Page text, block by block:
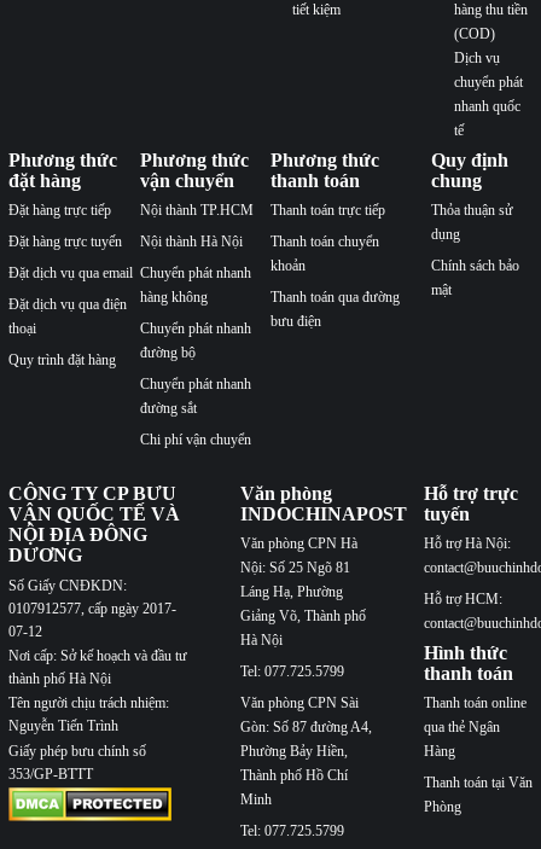
tiết kiệm
hàng thu tiền
(COD)
Dịch vụ
chuyển phát
nhanh quốc
tế
Phương thức
đặt hàng
Đặt hàng trực tiếp
Đặt hàng trực tuyến
Đặt dịch vụ qua email
Đặt dịch vụ qua điện
thoại
Quy trình đặt hàng
Phương thức
vận chuyển
Nội thành TP.HCM
Nội thành Hà Nội
Chuyển phát nhanh
hàng không
Chuyển phát nhanh
đường bộ
Chuyển phát nhanh
đường sắt
Chi phí vận chuyển
Phương thức
thanh toán
Thanh toán trực tiếp
Thanh toán chuyển
khoản
Thanh toán qua đường
bưu điện
Quy định
chung
Thỏa thuận sử
dụng
Chính sách bảo
mật
CÔNG TY CP BƯU
VẬN QUỐC TẾ VÀ
NỘI ĐỊA ĐÔNG
DƯƠNG
Số Giấy CNĐKDN:
0107912577, cấp ngày 2017-
07-12
Nơi cấp: Sở kế hoạch và đầu tư
thành phố Hà Nội
Tên người chịu trách nhiệm:
Nguyễn Tiến Trình
Giấy phép bưu chính số
353/GP-BTTT
Văn phòng
INDOCHINAPOST
Văn phòng CPN Hà
Nội: Số 25 Ngõ 81
Láng Hạ, Phường
Giảng Võ, Thành phố
Hà Nội
Tel: 077.725.5799
Văn phòng CPN Sài
Gòn: Số 87 đường A4,
Phường Bảy Hiền,
Thành phố Hồ Chí
Minh
Tel: 077.725.5799
Hỗ trợ trực
tuyến
Hỗ trợ Hà Nội:
Hỗ trợ HCM:
Hình thức
thanh toán
Thanh toán online
qua thẻ Ngân
Hàng
Thanh toán tại Văn
Phòng